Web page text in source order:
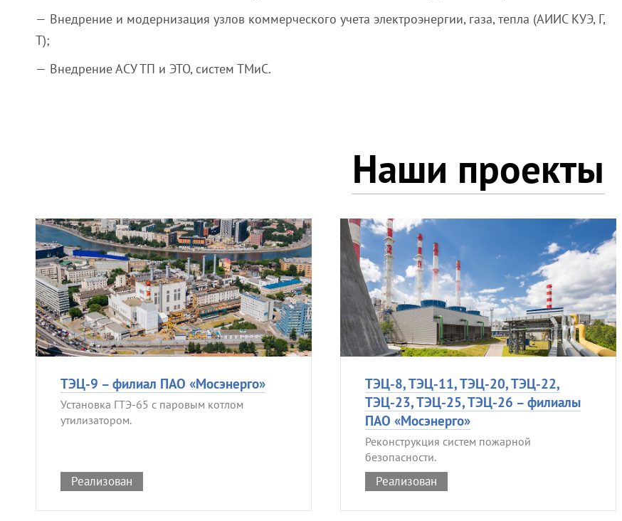
Внедрение и модернизация узлов коммерческого учета электроэнергии, газа, тепла (АИИС КУЭ, Г,
Т);
Внедрение АСУ ТП и ЭТО, систем ТМиС.
Наши проекты
ТЭЦ-9 – филиал ПАО «Мосэнерго»
Установка ГТЭ-65 с паровым котлом
утилизатором.
Реализован
ТЭЦ-8, ТЭЦ-11, ТЭЦ-20, ТЭЦ-22,
ТЭЦ-23, ТЭЦ-25, ТЭЦ-26 – филиалы
ПАО «Мосэнерго»
Реконструкция систем пожарной
безопасности.
Реализован